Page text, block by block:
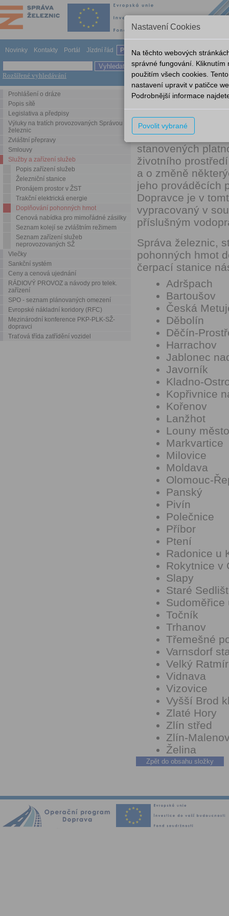
Novinky Kontakty Portál Jízdní řád Provozování dráhy Odkazy
Rozšířené vyhledávání
Prohlášení o dráze
Popis sítě
Legislativa a předpisy
Výluky na tratích provozovaných Správou
železnic
Zvláštní přepravy
Smlouvy
Služby a zařízení služeb
Popis zařízení služeb
Železniční stanice
Pronájem prostor v ŽST
Trakční elektrická energie
Doplňování pohonných hmot
Cenová nabídka pro mimořádné zásilky
Seznam kolejí se zvláštním režimem
Seznam zařízení služeb
neprovozovaných SŽ
Vlečky
Sankční systém
Ceny a cenová ujednání
RÁDIOVÝ PROVOZ a návody pro telek.
zařízení
SPO - seznam plánovaných omezení
Evropské nákladní koridory (RFC)
Mezinárodní konference PKP-PLK-SŽ-
dopravci
Traťová třída zatřídění vozidel
Doplňování
Doplňování
zařízení služeb
stanovených
životního
a o změně
jeho prováděcích
Dopravce je v
vypracovaný v
příslušným
Správa železnic,
pohonných hmot
čerpací stanice
Adršpach
Bartoušov
Česká
Děbolín
Děčín-
Harrachov
Jablonec
Javorník
Kladno-
Kopřivnice
Kořenov
Lanžhot
Louny město
Markvartice
Milovice
Moldava
Olomouc-
Panský
Pivín
Polečnice
Příbor
Ptení
Radonice u
Rokytnice v
Slapy
Staré
Sudoměřice
Točník
Trhanov
Třemešné
Varnsdorf
Velký
Vidnava
Vizovice
Vyšší Brod
Zlaté Hory
Zlín střed
Zlín-
Želina
Nastavení Cookies
Na těchto webových
správné fungování. Kliknutím
použitím všech cookies.
nastavení upravit v patičce
Podrobnější informace
Povolit vybrané